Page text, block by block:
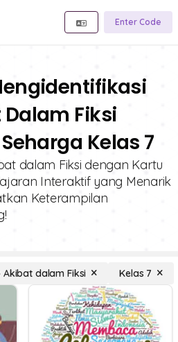
Enter Code
Fiksi
Kelas 7
dalam Fiksi dengan Kartu
Interaktif yang Menarik
Keterampilan
dalam Fiksi Kelas 7